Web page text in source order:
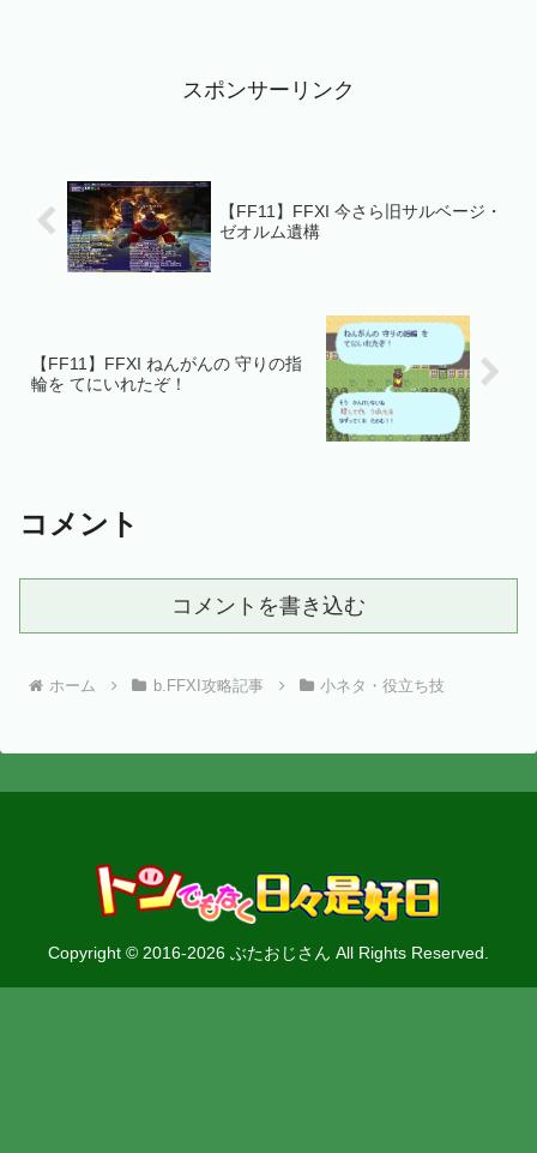
スポンサーリンク
【FF11】FFXI 今さら旧サルベージ・
ゼオルム遺構
【FF11】FFXI ねんがんの 守りの指
輪を てにいれたぞ！
コメント
コメントを書き込む
ホーム b.FFXI攻略記事 小ネタ・役立ち技
Copyright © 2016-2026 ぶたおじさん All Rights Reserved.